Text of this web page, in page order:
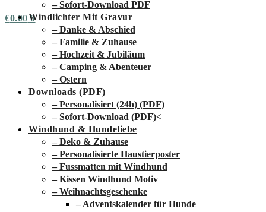
€0.00 0
– Sofort-Download PDF
Windlichter Mit Gravur
– Danke & Abschied
– Familie & Zuhause
– Hochzeit & Jubiläum
– Camping & Abenteuer
– Ostern
Downloads (PDF)
– Personalisiert (24h) (PDF)
– Sofort-Download (PDF)<
Windhund & Hundeliebe
– Deko & Zuhause
– Personalisierte Haustierposter
– Fussmatten mit Windhund
– Kissen Windhund Motiv
– Weihnachtsgeschenke
– Adventskalender für Hunde